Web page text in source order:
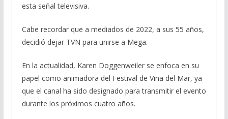
esta señal televisiva.
Cabe recordar que a mediados de 2022, a sus 55 años,
decidió dejar TVN para unirse a Mega.
En la actualidad, Karen Doggenweiler se enfoca en su
papel como animadora del Festival de Viña del Mar, ya
que el canal ha sido designado para transmitir el evento
durante los próximos cuatro años.